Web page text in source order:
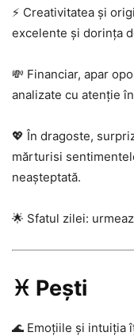
⚡ Creativitatea și
excelente și dorința
💸 Financiar, apar
analizate cu atenție
💖 În dragoste,
mărturisi
neașteptată.
🌟 Sfatul zilei:
♓ Pești
🌊 Emoțiile și intuiția